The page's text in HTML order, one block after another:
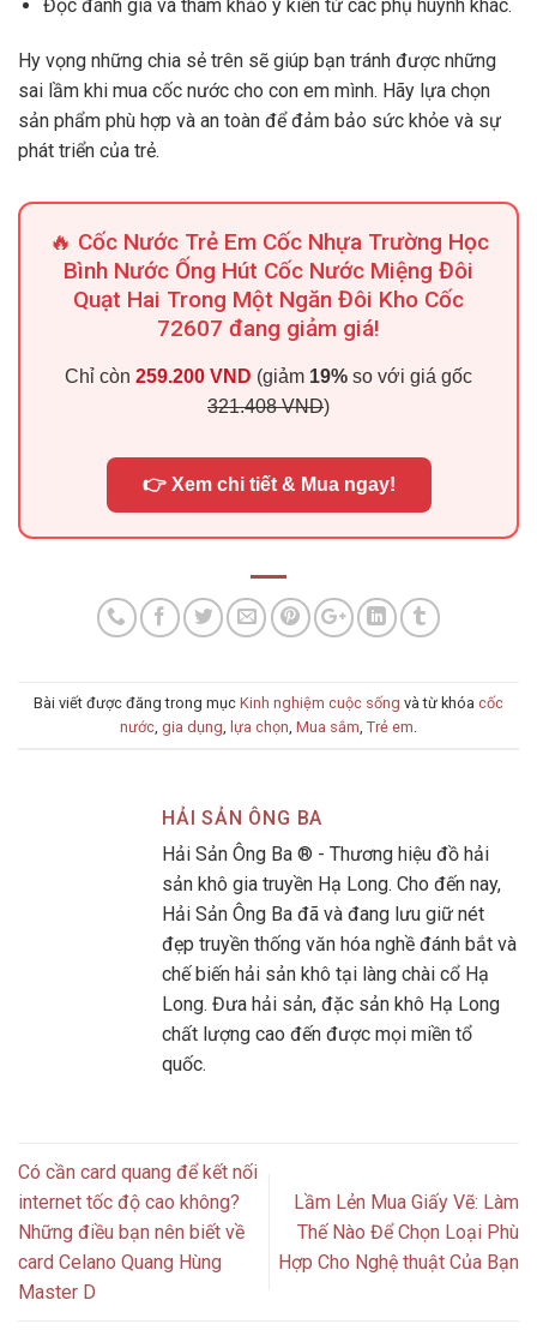
Đọc đánh giá và tham khảo ý kiến từ các phụ huynh khác.
Hy vọng những chia sẻ trên sẽ giúp bạn tránh được những
sai lầm khi mua cốc nước cho con em mình. Hãy lựa chọn
sản phẩm phù hợp và an toàn để đảm bảo sức khỏe và sự
phát triển của trẻ.
🔥 Cốc Nước Trẻ Em Cốc Nhựa Trường Học
Bình Nước Ống Hút Cốc Nước Miệng Đôi
Quạt Hai Trong Một Ngăn Đôi Kho Cốc
72607 đang giảm giá!
Chỉ còn 259.200 VND (giảm 19% so với giá gốc
321.408 VND)
👉 Xem chi tiết & Mua ngay!
Bài viết được đăng trong mục Kinh nghiệm cuộc sống và từ khóa cốc
nước gia dụng lựa chọn Mua sắm Trẻ em
HẢI SẢN ÔNG BA
Hải Sản Ông Ba ® - Thương hiệu đồ hải
sản khô gia truyền Hạ Long. Cho đến nay,
Hải Sản Ông Ba đã và đang lưu giữ nét
đẹp truyền thống văn hóa nghề đánh bắt và
chế biến hải sản khô tại làng chài cổ Hạ
Long. Đưa hải sản, đặc sản khô Hạ Long
chất lượng cao đến được mọi miền tổ
quốc.
Có cần card quang để kết nối
internet tốc độ cao không?
Những điều bạn nên biết về
card Celano Quang Hùng
Master D
Lầm Lẻn Mua Giấy Vẽ: Làm
Thế Nào Để Chọn Loại Phù
Hợp Cho Nghệ thuật Của Bạn